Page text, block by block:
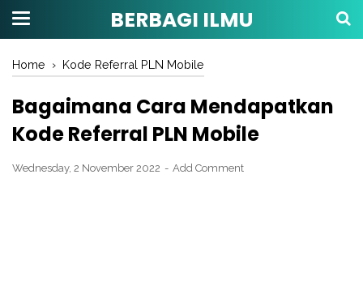
BERBAGI ILMU
Home › Kode Referral PLN Mobile
Bagaimana Cara Mendapatkan
Kode Referral PLN Mobile
Wednesday, 2 November 2022 Add Comment